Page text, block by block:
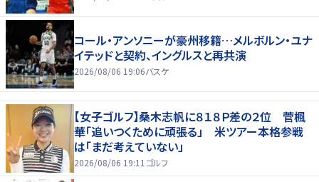
コール・アンソニーが豪州移籍…メルボルン・ユナ
イテッドと契約、イングルスと再共演
2026/08/06 19:06バスケ
【女子ゴルフ】桑木志帆に８１８Ｐ差の２位 菅楓
華「追いつくために頑張る」 米ツアー本格参戦
は「まだ考えていない」
2026/08/06 19:11 ゴルフ